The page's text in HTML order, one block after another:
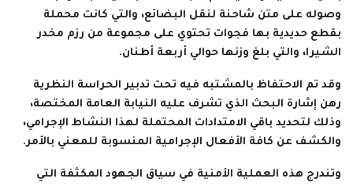
وصوله على متن شاحنة لنقل البضائع، والتي كانت محملة
بقطع حديدية بها فجوات تحتوي على مجموعة من رزم مخدر
الشيرا، والتي بلغ وزنها حوالي أربعة أطنان.
وقد تم الاحتفاظ بالمشتبه فيه تحت تدبير الحراسة النظرية
رهن إشارة البحث الذي تشرف عليه النيابة العامة المختصة،
وذلك لتحديد باقي الامتدادات المحتملة لهذا النشاط الإجرامي،
والكشف عن كافة الأفعال الإجرامية المنسوبة للمعني بالأمر.
وتندرج هذه العملية الأمنية في سياق الجهود المكثفة التي